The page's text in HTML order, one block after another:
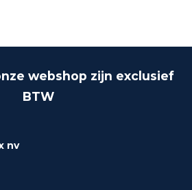
webshop zijn exclusief
BTW
nv